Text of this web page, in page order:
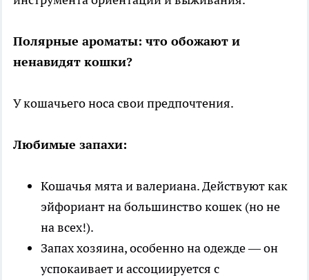
Полярные ароматы: что обожают и
ненавидят кошки?
У кошачьего носа свои предпочтения.
Любимые запахи:
Кошачья мята и валериана. Действуют как
эйфориант на большинство кошек (но не
на всех!).
Запах хозяина, особенно на одежде — он
успокаивает и ассоциируется с